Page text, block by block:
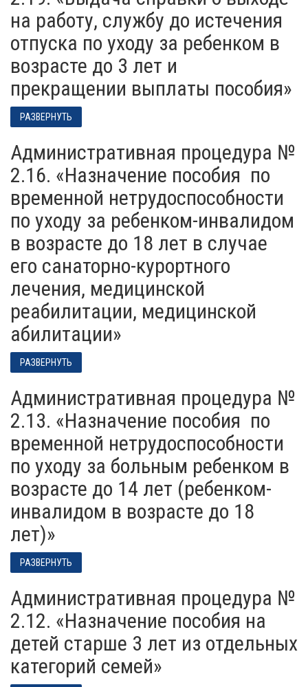
на работу, службу до истечения
отпуска по уходу за ребенком в
возрасте до 3 лет и
прекращении выплаты пособия»
РАЗВЕРНУТЬ
Административная процедура №
2.16. «Назначение пособия по
временной нетрудоспособности
по уходу за ребенком-инвалидом
в возрасте до 18 лет в случае
его санаторно-курортного
лечения, медицинской
реабилитации, медицинской
абилитации»
РАЗВЕРНУТЬ
Административная процедура №
2.13. «Назначение пособия по
временной нетрудоспособности
по уходу за больным ребенком в
возрасте до 14 лет (ребенком-
инвалидом в возрасте до 18
лет)»
РАЗВЕРНУТЬ
Административная процедура №
2.12. «Назначение пособия на
детей старше 3 лет из отдельных
категорий семей»